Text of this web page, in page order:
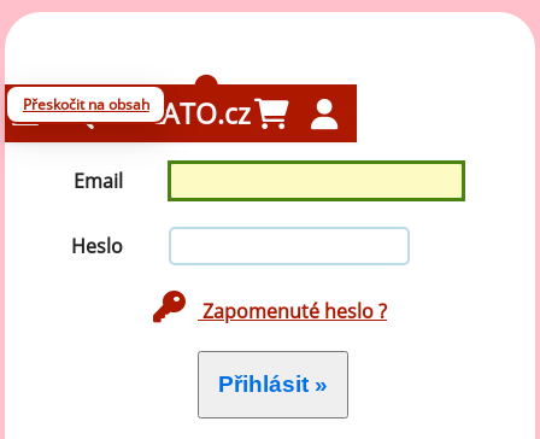
Přeskočit na obsahGELATO.czPřihlášení
Email
Heslo
Zapomenuté heslo ?